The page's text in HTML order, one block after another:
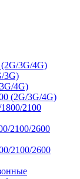
3G/4G)
3G)
4G)
(2G/3G/4G)
2100
2100/2600
2100/2600